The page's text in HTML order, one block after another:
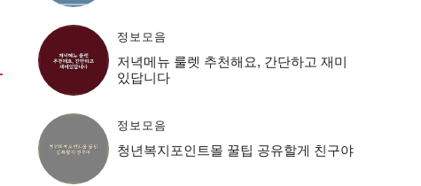
정보모음
저녁메뉴 룰렛 추천해요, 간단하고 재미
있답니다
정보모음
청년복지포인트몰 꿀팁 공유할게 친구야